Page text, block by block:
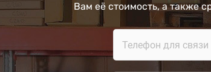
Вам её стоимость, а также